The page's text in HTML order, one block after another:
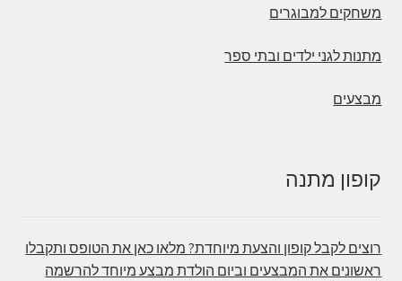
משחקים למבוגרים
מתנות לגני ילדים ובתי ספר
מבצעים
קופון מתנה
רוצים לקבל קופון והצעת מיוחדת? מלאו כאן את הטופס ותקבלו
ראשונים את המבצעים וביום הולדת מבצע מיוחד להרשמה